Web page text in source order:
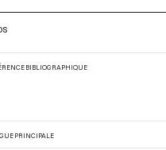
BIBLIOGRAPHIQUE
PRINCIPALE